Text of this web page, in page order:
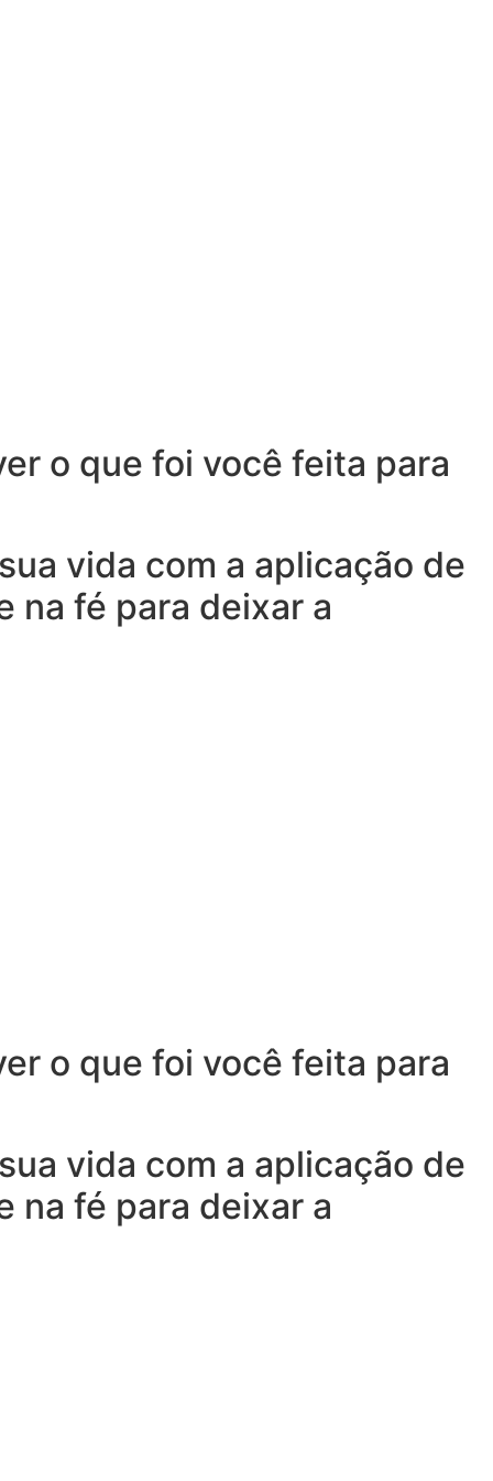
o que foi você feita para
vida com a aplicação de
na fé para deixar a
o que foi você feita para
vida com a aplicação de
na fé para deixar a